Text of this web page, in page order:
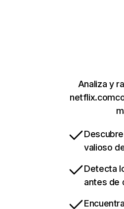
Analiza y
valioso
Detecta
antes de